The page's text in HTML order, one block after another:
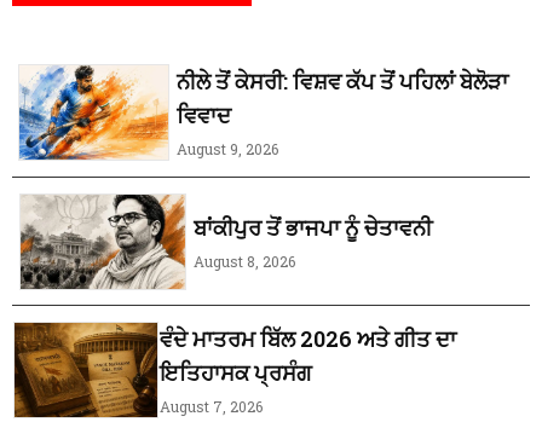
ਨੀਲੇ ਤੋਂ ਕੇਸਰੀ: ਵਿਸ਼ਵ ਕੱਪ ਤੋਂ ਪਹਿਲਾਂ ਬੇਲੋੜਾ
ਵਿਵਾਦ
August 9, 2026
ਬਾਂਕੀਪੁਰ ਤੋਂ ਭਾਜਪਾ ਨੂੰ ਚੇਤਾਵਨੀ
August 8, 2026
ਵੰਦੇ ਮਾਤਰਮ ਬਿੱਲ 2026 ਅਤੇ ਗੀਤ ਦਾ
ਇਤਿਹਾਸਕ ਪ੍ਰਸੰਗ
August 7, 2026